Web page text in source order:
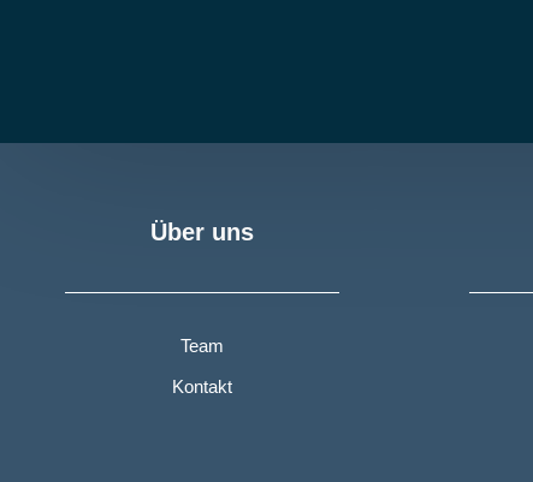
Über uns
Team
Kontakt